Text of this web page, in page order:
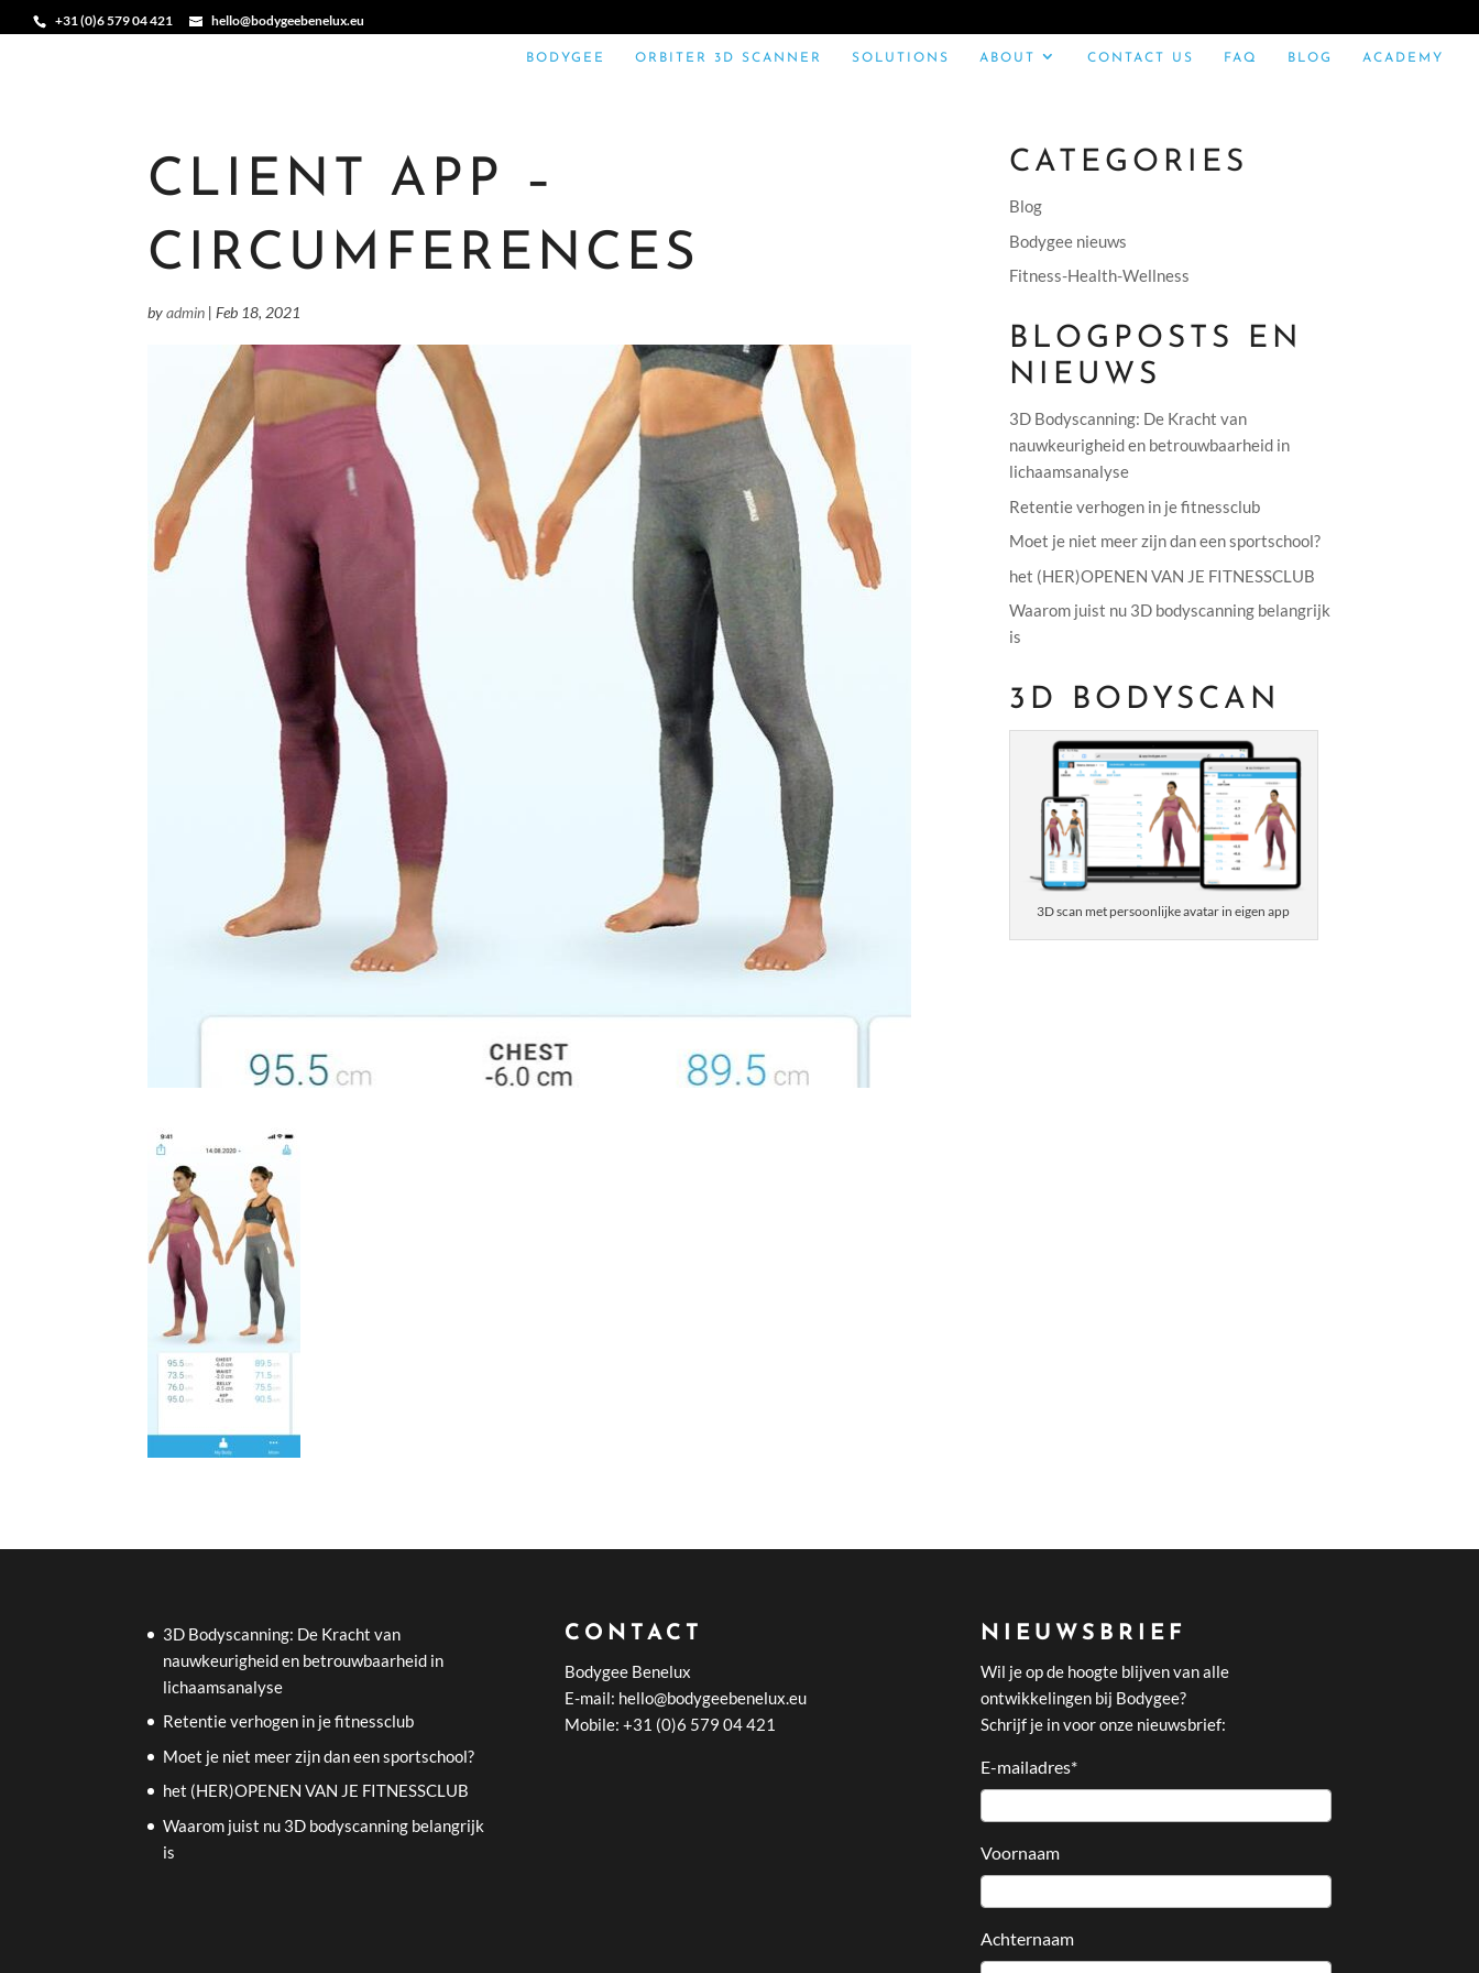
+31 (0)6 579 04 421 hello@bodygeebenelux.eu
BODYGEE ORBITER 3D SCANNER SOLUTIONS ABOUT CONTACT US FAQ BLOG ACADEMY
CLIENT APP –
CIRCUMFERENCES
byadmin |Feb 18, 2021
CATEGORIES
Blog
Bodygee nieuws
Fitness-Health-Wellness
BLOGPOSTS EN
NIEUWS
3D Bodyscanning: De Kracht van
nauwkeurigheid en betrouwbaarheid in
lichaamsanalyse
Retentie verhogen in je fitnessclub
Moet je niet meer zijn dan een sportschool?
het (HER)OPENEN VAN JE FITNESSCLUB
Waarom juist nu 3D bodyscanning belangrijk
is
3D BODYSCAN
3D scan met persoonlijke avatar in eigen app
3D Bodyscanning: De Kracht van
nauwkeurigheid en betrouwbaarheid in
lichaamsanalyse
Retentie verhogen in je fitnessclub
Moet je niet meer zijn dan een sportschool?
het (HER)OPENEN VAN JE FITNESSCLUB
Waarom juist nu 3D bodyscanning belangrijk
is
CONTACT
Bodygee Benelux
E-mail: hello@bodygeebenelux.eu
Mobile: +31 (0)6 579 04 421
NIEUWSBRIEF
Wil je op de hoogte blijven van alle
ontwikkelingen bij Bodygee?
Schrijf je in voor onze nieuwsbrief:
E-mailadres*
Voornaam
Achternaam